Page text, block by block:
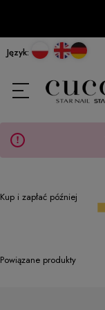
Język:
Kup i zapłać później
Powiązane produkty